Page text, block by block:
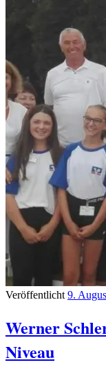
Veröffentlicht 9.
Werner
Niveau